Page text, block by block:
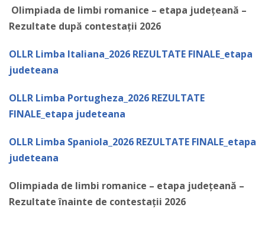
Olimpiada de limbi romanice – etapa județeană –
Rezultate după contestații 2026
OLLR Limba Italiana_2026 REZULTATE FINALE_etapa
judeteana
OLLR Limba Portugheza_2026 REZULTATE
FINALE_etapa judeteana
OLLR Limba Spaniola_2026 REZULTATE FINALE_etapa
judeteana
Olimpiada de limbi romanice – etapa județeană –
Rezultate înainte de contestații 2026